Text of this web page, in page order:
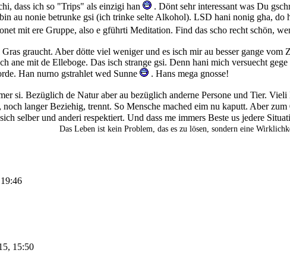
dass ich so "Trips" als einzigi han
. Dönt sehr interessant was Du
au nonie betrunke gsi (ich trinke selte Alkohol). LSD hani nonig gha, do
mit ere Gruppe, also e gführti Meditation. Find das scho recht schön,
graucht. Aber dötte viel weniger und es isch mir au besser gange
ane mit de Elleboge. Das isch strange gsi. Denn hani mich versuecht
Han nurno gstrahlet wed Sunne
. Hans mega gnosse!
si. Bezüglich de Natur aber au bezüglich anderne Persone und Tier.
noch langer Beziehig, trennt. So Mensche mached eim nu kaputt. Aber
selber und anderi respektiert. Und dass me immers Beste us jedere
Das Leben ist kein Problem, das es zu lösen, sondern eine
15:50